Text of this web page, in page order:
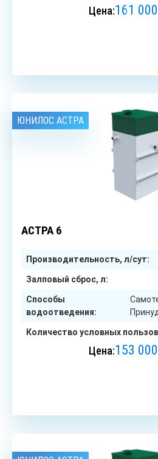
Цена:161 000
ЮНИЛОС АСТРА
АСТРА 6
Производительность, л/сут:
Залповый сброс, л:
Способы
водоотведения:
Количество условных
Цена:153 000